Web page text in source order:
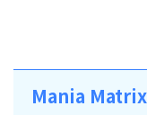
Mania